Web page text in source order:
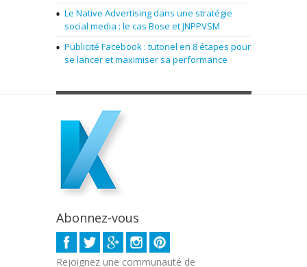
Le Native Advertising dans une stratégie
social media : le cas Bose et JNPPVSM
Publicité Facebook : tutoriel en 8 étapes pour
se lancer et maximiser sa performance
Abonnez-vous
Rejoignez une communauté de